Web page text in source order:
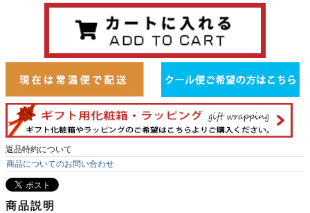
返品特約について
商品についてのお問い合わせ
商品説明